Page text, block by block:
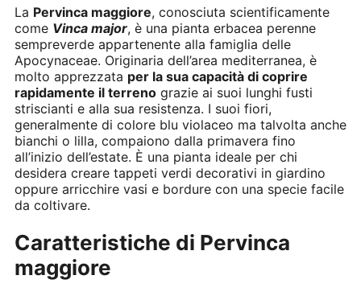
La Pervinca maggiore, conosciuta scientificamente
come Vinca major, è una pianta erbacea perenne
sempreverde appartenente alla famiglia delle
Apocynaceae. Originaria dell’area mediterranea, è
molto apprezzata per la sua capacità di coprire
rapidamente il terreno grazie ai suoi lunghi fusti
striscianti e alla sua resistenza. I suoi fiori,
generalmente di colore blu violaceo ma talvolta anche
bianchi o lilla, compaiono dalla primavera fino
all’inizio dell’estate. È una pianta ideale per chi
desidera creare tappeti verdi decorativi in giardino
oppure arricchire vasi e bordure con una specie facile
da coltivare.
Caratteristiche di Pervinca
maggiore